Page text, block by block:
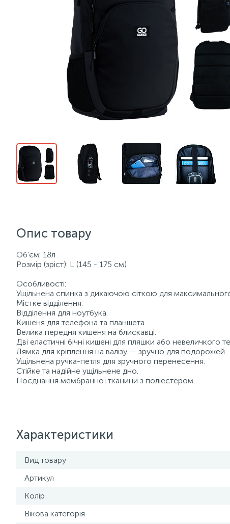
Опис товару
Об'єм: 18л
Розмір (зріст): L (145 - 175 см)
Особливості:
Ущільнена спинка з дихаючою сіткою для
Містке відділення.
Відділення для ноутбука.
Кишеня для телефона та планшета.
Велика передня кишеня на блискавці.
Дві еластичні бічні кишені для пляшки або невеличкого
Лямка для кріплення на валізу — зручно для подорожей.
Ущільнена ручка-петля для зручного перенесення.
Стійке та надійне ущільнене дно.
Поєднання мембранної тканини з поліестером.
Характеристики
Вид товару
Артикул
Колір
Вікова категорія